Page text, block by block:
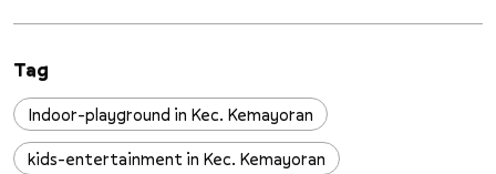
Tag
Indoor-playground in Kec. Kemayoran
kids-entertainment in Kec. Kemayoran